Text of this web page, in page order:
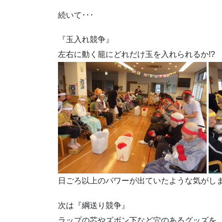
続いて･･･
『玉入れ競争』
左右に動く籠にどれだけ玉を入れられるか!?
日ごろ以上のパワーが出ていたような気がし
次は『綱送り競争』
ラップの芯やズボン下など穴のあるグッズを